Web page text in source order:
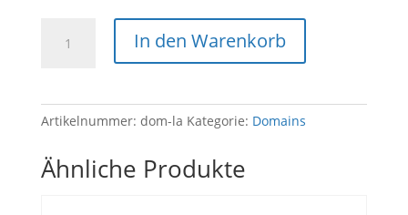
Menge
In den Warenkorb
Artikelnummer: dom-la Kategorie: Domains
Ähnliche Produkte